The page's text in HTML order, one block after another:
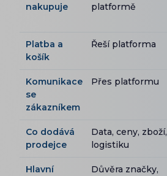
nakupuje
platformě
Platba a
košík
Řeší platforma
Komunikace
se
zákazníkem
Přes platformu
Co dodává
prodejce
Data, ceny, zboží,
logistiku
Hlavní
Důvěra značky,